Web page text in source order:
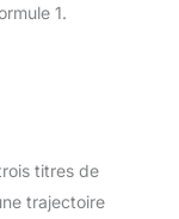
1.
titres de
trajectoire